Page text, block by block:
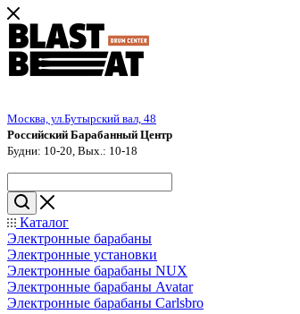
Москва, ул.Бутырский вал, 48
Российский Барабанный Центр
Будни: 10-20, Вых.: 10-18
Каталог
Электронные барабаны
Электронные установки
Электронные барабаны NUX
Электронные барабаны Avatar
Электронные барабаны Carlsbro